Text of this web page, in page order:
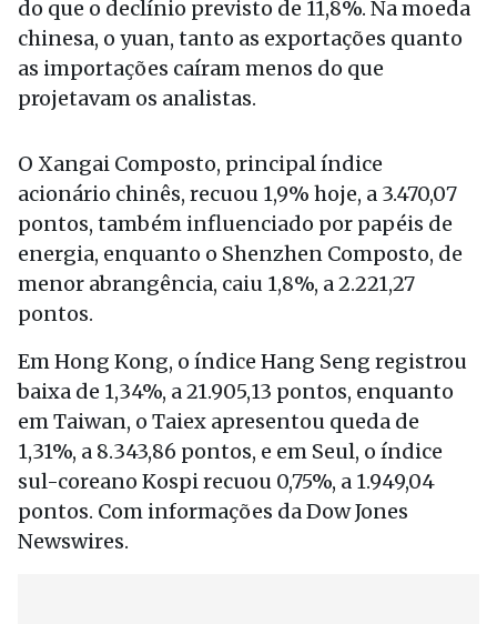
do que o declínio previsto de 11,8%. Na moeda
chinesa, o yuan, tanto as exportações quanto
as importações caíram menos do que
projetavam os analistas.
O Xangai Composto, principal índice
acionário chinês, recuou 1,9% hoje, a 3.470,07
pontos, também influenciado por papéis de
energia, enquanto o Shenzhen Composto, de
menor abrangência, caiu 1,8%, a 2.221,27
pontos.
Em Hong Kong, o índice Hang Seng registrou
baixa de 1,34%, a 21.905,13 pontos, enquanto
em Taiwan, o Taiex apresentou queda de
1,31%, a 8.343,86 pontos, e em Seul, o índice
sul-coreano Kospi recuou 0,75%, a 1.949,04
pontos. Com informações da Dow Jones
Newswires.